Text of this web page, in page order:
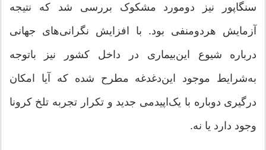
سنگاپور نیز دومورد مشکوک بررسی شد که نتیجه
آزمایش هردومنفی بود. با افزایش نگرانی‌های جهانی
درباره شیوع این‌بیماری در داخل کشور نیز باتوجه
به‌شرایط موجود این‌دغدغه مطرح شده که آیا امکان
درگیری دوباره با یک‌اپیدمی جدید و تکرار تجربه تلخ کرونا
وجود دارد یا نه.